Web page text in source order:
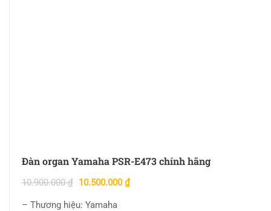
Đàn organ Yamaha PSR-E473 chính hãng
10.900.000₫ 10.500.000₫
– Thương hiệu: Yamaha